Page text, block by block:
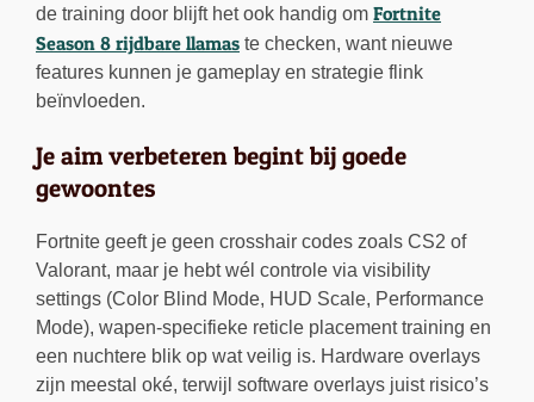
de training door blijft het ook handig om Fortnite
Season 8 rijdbare llamas te checken, want nieuwe
features kunnen je gameplay en strategie flink
beïnvloeden.
Je aim verbeteren begint bij goede
gewoontes
Fortnite geeft je geen crosshair codes zoals CS2 of
Valorant, maar je hebt wél controle via visibility
settings (Color Blind Mode, HUD Scale, Performance
Mode), wapen-specifieke reticle placement training en
een nuchtere blik op wat veilig is. Hardware overlays
zijn meestal oké, terwijl software overlays juist risico’s